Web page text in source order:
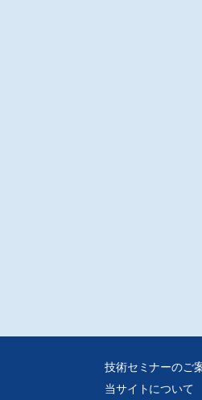
技術セミナーのご
当サイトについて